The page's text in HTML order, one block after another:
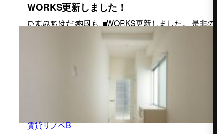
WORKS更新しました！
こんにちは。 本日も、WORKS更新しました。 是非のぞいてみてください！ ■
賃貸リノベB